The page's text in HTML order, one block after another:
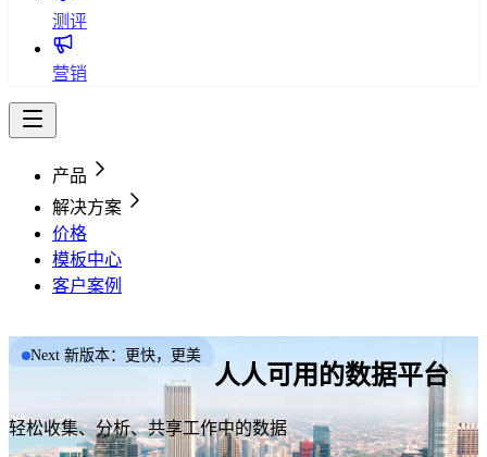
测评
营销
产品
解决方案
价格
模板中心
客户案例
Next 新版本：更快，更美
人人可用的数据平台
轻松收集、分析、共享工作中的数据